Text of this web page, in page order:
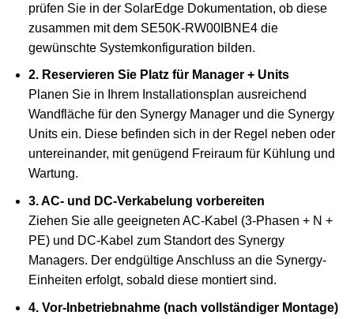
prüfen Sie in der SolarEdge Dokumentation, ob diese
zusammen mit dem SE50K-RW00IBNE4 die
gewünschte Systemkonfiguration bilden.
2. Reservieren Sie Platz für Manager + Units
Planen Sie in Ihrem Installationsplan ausreichend
Wandfläche für den Synergy Manager und die Synergy
Units ein. Diese befinden sich in der Regel neben oder
untereinander, mit genügend Freiraum für Kühlung und
Wartung.
3. AC- und DC-Verkabelung vorbereiten
Ziehen Sie alle geeigneten AC-Kabel (3-Phasen + N +
PE) und DC-Kabel zum Standort des Synergy
Managers. Der endgültige Anschluss an die Synergy-
Einheiten erfolgt, sobald diese montiert sind.
4. Vor-Inbetriebnahme (nach vollständiger Montage)